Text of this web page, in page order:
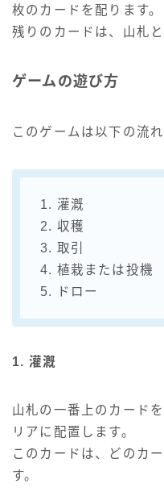
枚のカードを配ります。
残りのカードは、山札と
ゲームの遊び方
このゲームは以下の流れ
1. 灌漑
2. 収穫
3. 取引
4. 植栽または投機
5. ドロー
1. 灌漑
山札の一番上のカード
リアに配置します。
このカードは、どのカ
す。